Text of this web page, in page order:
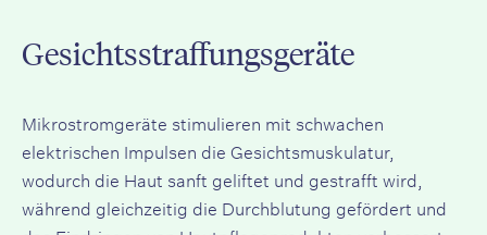
Gesichtsstraffungsgeräte
Mikrostromgeräte stimulieren mit schwachen
elektrischen Impulsen die Gesichtsmuskulatur,
wodurch die Haut sanft geliftet und gestrafft wird,
während gleichzeitig die Durchblutung gefördert und